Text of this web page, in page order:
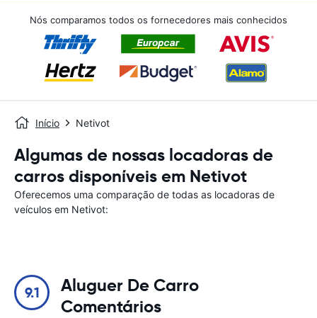
Nós comparamos todos os fornecedores mais conhecidos
Início Netivot
Algumas de nossas locadoras de
carros disponíveis em Netivot
Oferecemos uma comparação de todas as locadoras de
veículos em Netivot:
9.1
Aluguer De Carro
Comentários